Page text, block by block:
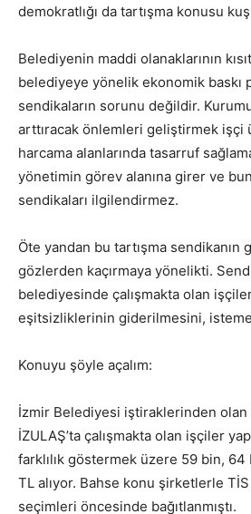
demokratlığı da tartışma konusu
Belediyenin maddi olanaklarının
belediyeye yönelik ekonomik baskı
sendikaların sorunu değildir.
arttıracak önlemleri geliştirmek işçi
harcama alanlarında tasarruf
yönetimin görev alanına girer ve
sendikaları ilgilendirmez.
Öte yandan bu tartışma sendikanın
gözlerden kaçırmaya yönelikti.
belediyesinde çalışmakta olan
eşitsizliklerinin giderilmesini,
Konuyu şöyle açalım:
İzmir Belediyesi iştiraklerinden olan
İZULAŞ’ta çalışmakta olan işçiler
farklılık göstermek üzere 59 bin,
TL alıyor. Bahse konu şirketlerle
seçimleri öncesinde bağıtlanmıştı.